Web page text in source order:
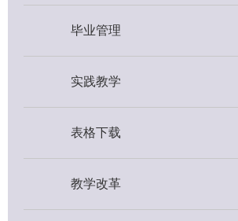
毕业管理
实践教学
表格下载
教学改革